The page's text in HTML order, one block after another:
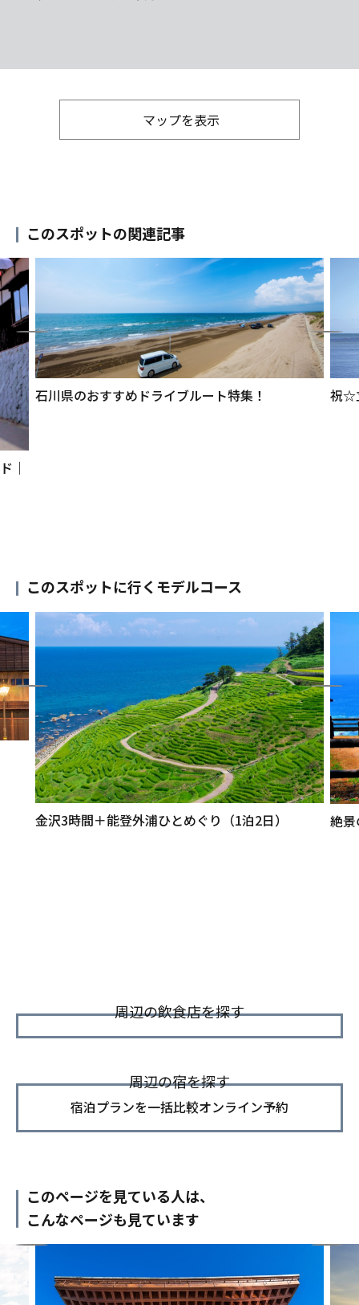
マップを表示
このスポットの関連記事
｜
石川県のおすすめドライブルート特集！ 祝☆
このスポットに行くモデルコース
金沢3時間＋能登外浦ひとめぐり（1泊2日） 絶
周辺の飲食店を探す
周辺の宿を探す
宿泊プランを一括比較オンライン予約
このページを見ている人は、
こんなページも見ています